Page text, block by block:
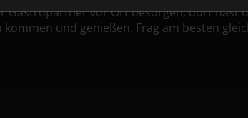
Gastropartner vor Ort besorgen, dort hast
und genießen. Frag am besten